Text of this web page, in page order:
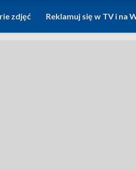
zdjęć Reklamuj się w TV i na